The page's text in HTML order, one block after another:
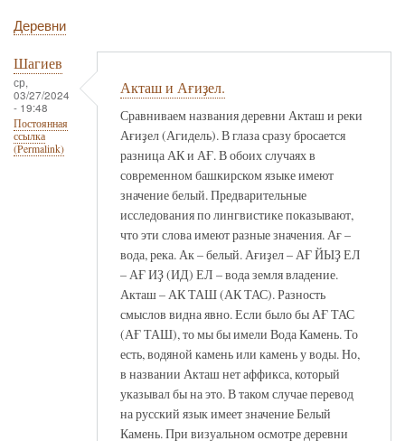
Деревни
Шагиев
ср,
03/27/2024
- 19:48
Постоянная
ссылка
(Permalink)
Акташ и Ағиҙел.
Сравниваем названия деревни Акташ и реки
Ағиҙел (Агидель). В глаза сразу бросается
разница АК и АҒ. В обоих случаях в
современном башкирском языке имеют
значение белый. Предварительные
исследования по лингвистике показывают,
что эти слова имеют разные значения. Ағ –
вода, река. Ак – белый. Ағиҙел – АҒ ЙЫҘ ЕЛ
– АҒ ИҘ (ИД) ЕЛ – вода земля владение.
Акташ – АК ТАШ (АК ТАС). Разность
смыслов видна явно. Если было бы АҒ ТАС
(АҒ ТАШ), то мы бы имели Вода Камень. То
есть, водяной камень или камень у воды. Но,
в названии Акташ нет аффикса, который
указывал бы на это. В таком случае перевод
на русский язык имеет значение Белый
Камень. При визуальном осмотре деревни